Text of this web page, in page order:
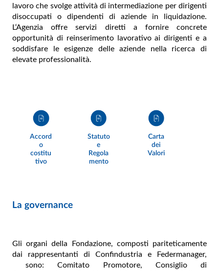
lavoro che svolge attività di intermediazione per dirigenti
disoccupati o dipendenti di aziende in liquidazione.
L‘Agenzia offre servizi diretti a fornire concrete
opportunità di reinserimento lavorativo ai dirigenti e a
soddisfare le esigenze delle aziende nella ricerca di
elevate professionalità.
Accord
o
costitu
tivo
Statuto
e
Regola
mento
Carta
dei
Valori
La governance
Gli organi della Fondazione, composti pariteticamente
dai rappresentanti di Confindustria e Federmanager,
sono: Comitato Promotore, Consiglio di